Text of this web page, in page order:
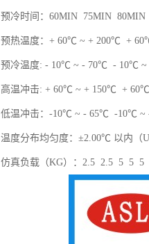
预冷时间：60MIN 75MIN
预热温度：+ 60℃ ~ + 200℃ +
预冷温度: - 10℃ ~ - 70℃ - 10℃
高温冲击: + 60℃ ~ + 150℃ +
低温冲击：-10℃ ~ - 65℃ -10℃
温度分布均匀度：±2.00℃ 以内（
仿真负载（KG）：2.5 2.5 5 5